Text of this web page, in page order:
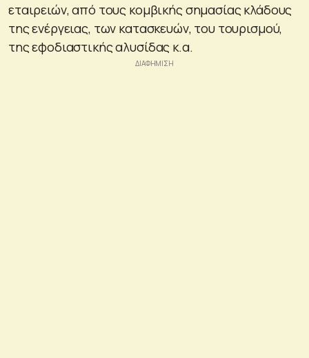
εταιρειών, από τους κομβικής σημασίας κλάδους
της ενέργειας, των κατασκευών, του τουρισμού,
της εφοδιαστικής αλυσίδας κ.α.